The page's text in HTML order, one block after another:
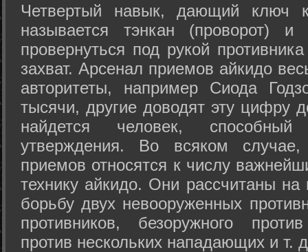
Четвертый навык, дающий ключ
называется тэнкан (проворот)
провернуться под рукой
захват. Арсенал приемов айкидо
авторитеты, например Сиода
тысячи, другие доводят эту цифру
найдется человек,
утверждения. Во всяком
приемов относятся к числу
технику айкидо. Они рассчитаны
борьбу двух невооруженных
противников, безоружного
против нескольких нападающих и т.